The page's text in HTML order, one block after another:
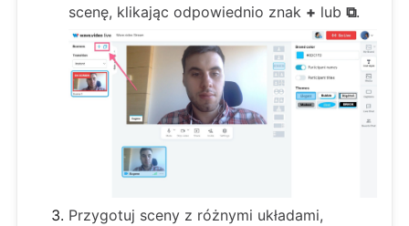
scenę, klikając odpowiednio znak + lub ⧉.
Przygotuj sceny z różnymi układami,